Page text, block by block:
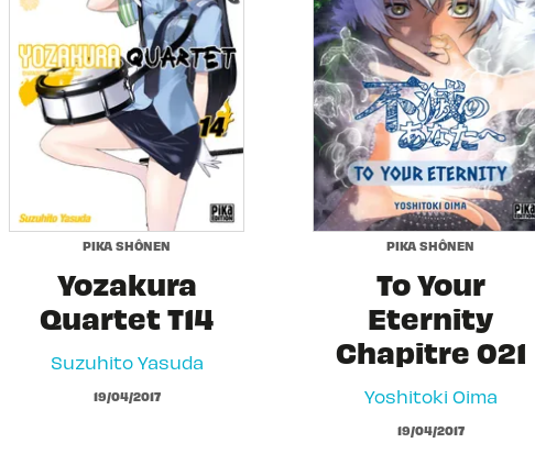
PIKA SHÔNEN
Yozakura
Quartet T14
Suzuhito Yasuda
19/04/2017
PIKA SHÔNEN
To Your
Eternity
Chapitre 021
Yoshitoki Oima
19/04/2017